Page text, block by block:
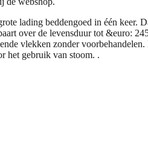
lading beddengoed in één keer.
over de levensduur tot &euro:
vlekken zonder
het gebruik van stoom. .